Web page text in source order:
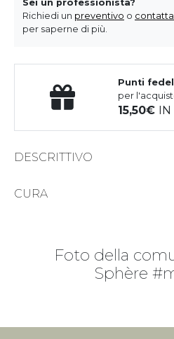
Sei un professionista?
Richiedi un preventivo o
per saperne di più.
Punti
per
15,50 IN
DESCRITTIVO
CURA
Foto della
Sphère